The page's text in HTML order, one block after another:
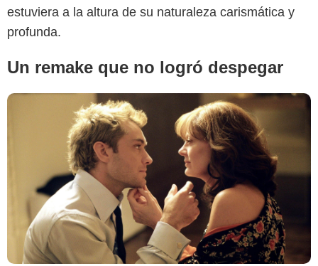
estuviera a la altura de su naturaleza carismática y
profunda.
Un remake que no logró despegar